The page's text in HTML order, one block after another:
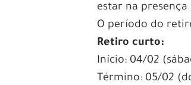
estar na
O período do
Retiro curto:
Início: 04/02
Término: 05/02